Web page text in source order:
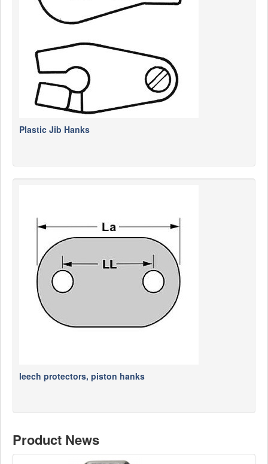
Plastic Jib Hanks
leech protectors, piston hanks
Product News